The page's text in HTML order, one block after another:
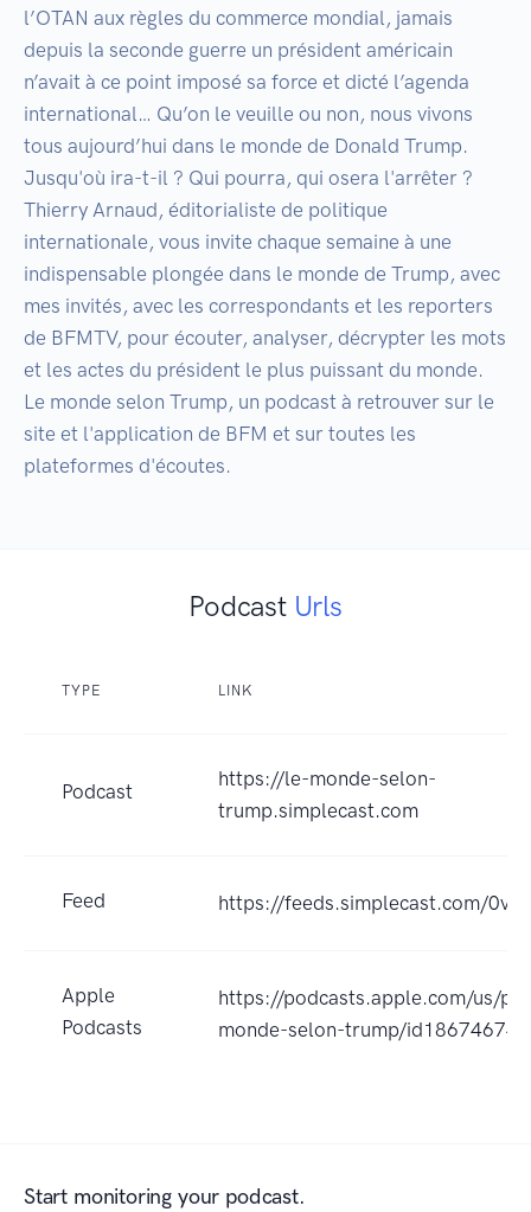
l’OTAN aux règles du commerce mondial, jamais
depuis la seconde guerre un président américain
n’avait à ce point imposé sa force et dicté l’agenda
international… Qu’on le veuille ou non, nous vivons
tous aujourd’hui dans le monde de Donald Trump.
Jusqu'où ira-t-il ? Qui pourra, qui osera l'arrêter ?
Thierry Arnaud, éditorialiste de politique
internationale, vous invite chaque semaine à une
indispensable plongée dans le monde de Trump, avec
mes invités, avec les correspondants et les reporters
de BFMTV, pour écouter, analyser, décrypter les mots
et les actes du président le plus puissant du monde.
Le monde selon Trump, un podcast à retrouver sur le
site et l'application de BFM et sur toutes les
plateformes d'écoutes.
Podcast Urls
TYPE LINK
Podcast
https://le-monde-selon-
trump.simplecast.com
Feed https://feeds.simplecast.com/
Apple
Podcasts
https://podcasts.apple.com/us/
monde-selon-trump/
Start monitoring your podcast.